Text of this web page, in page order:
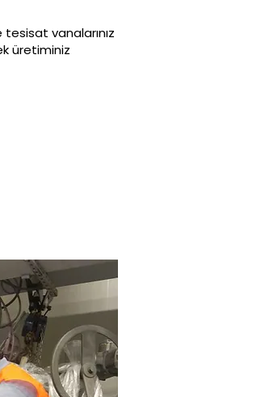
vanalarınız
üretiminiz